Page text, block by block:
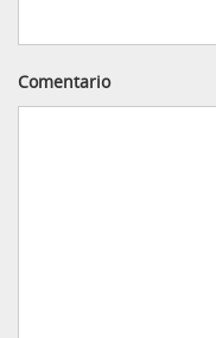
Comentario